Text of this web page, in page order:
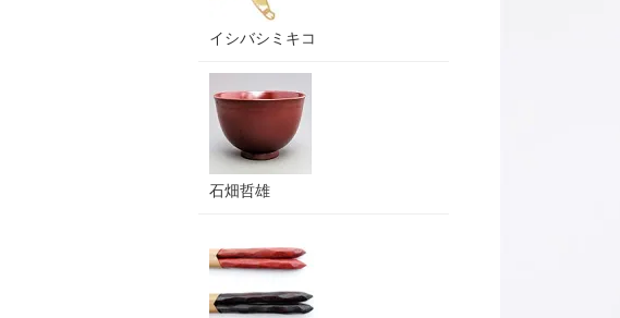
イシバシミキコ
石畑哲雄